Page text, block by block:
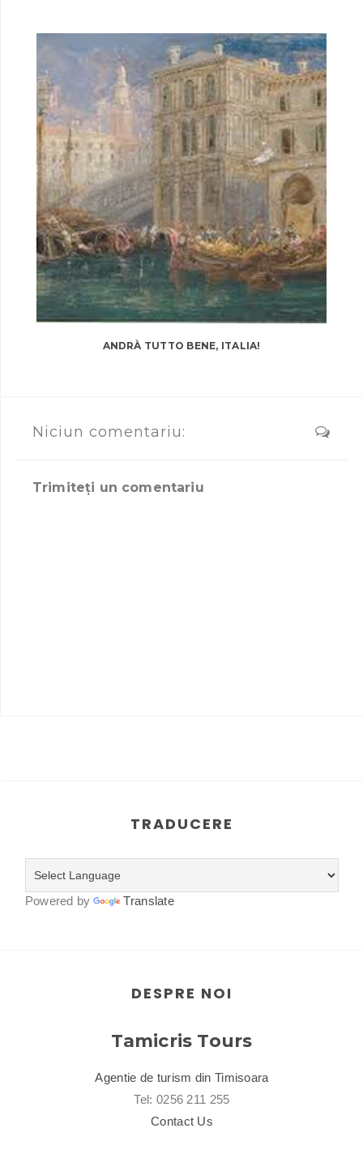
ANDRÀ TUTTO BENE, ITALIA!
Niciun comentariu:
Trimiteți un comentariu
TRADUCERE
Powered by Translate
DESPRE NOI
Tamicris Tours
Agentie de turism din Timisoara
Tel: 0256 211 255
Contact Us